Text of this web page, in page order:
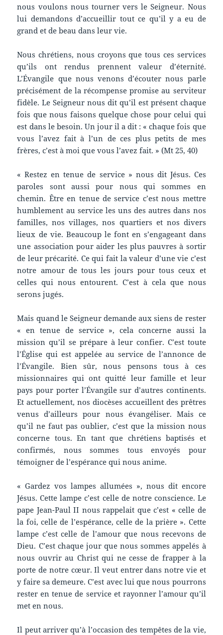
nous voulons nous tourner vers le Seigneur. Nous
lui demandons d’accueillir tout ce qu’il y a eu de
grand et de beau dans leur vie.
Nous chrétiens, nous croyons que tous ces services
qu’ils ont rendus prennent valeur d’éternité.
L’Évangile que nous venons d’écouter nous parle
précisément de la récompense promise au serviteur
fidèle. Le Seigneur nous dit qu’il est présent chaque
fois que nous faisons quelque chose pour celui qui
est dans le besoin. Un jour il a dit : « chaque fois que
vous l’avez fait à l’un de ces plus petits de mes
frères, c’est à moi que vous l’avez fait. » (Mt 25, 40)
« Restez en tenue de service » nous dit Jésus. Ces
paroles sont aussi pour nous qui sommes en
chemin. Être en tenue de service c’est nous mettre
humblement au service les uns des autres dans nos
familles, nos villages, nos quartiers et nos divers
lieux de vie. Beaucoup le font en s’engageant dans
une association pour aider les plus pauvres à sortir
de leur précarité. Ce qui fait la valeur d’une vie c’est
notre amour de tous les jours pour tous ceux et
celles qui nous entourent. C’est à cela que nous
serons jugés.
Mais quand le Seigneur demande aux siens de rester
« en tenue de service », cela concerne aussi la
mission qu’il se prépare à leur confier. C’est toute
l’Église qui est appelée au service de l’annonce de
l’Évangile. Bien sûr, nous pensons tous à ces
missionnaires qui ont quitté leur famille et leur
pays pour porter l’Évangile sur d’autres continents.
Et actuellement, nos diocèses accueillent des prêtres
venus d’ailleurs pour nous évangéliser. Mais ce
qu’il ne faut pas oublier, c’est que la mission nous
concerne tous. En tant que chrétiens baptisés et
confirmés, nous sommes tous envoyés pour
témoigner de l’espérance qui nous anime.
« Gardez vos lampes allumées », nous dit encore
Jésus. Cette lampe c’est celle de notre conscience. Le
pape Jean-Paul II nous rappelait que c’est « celle de
la foi, celle de l’espérance, celle de la prière ». Cette
lampe c’est celle de l’amour que nous recevons de
Dieu. C’est chaque jour que nous sommes appelés à
nous ouvrir au Christ qui ne cesse de frapper à la
porte de notre cœur. Il veut entrer dans notre vie et
y faire sa demeure. C’est avec lui que nous pourrons
rester en tenue de service et rayonner l’amour qu’il
met en nous.
Il peut arriver qu’à l’occasion des tempêtes de la vie,